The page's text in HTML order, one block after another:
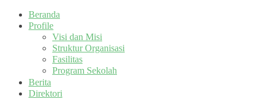
Beranda
Profile
Visi dan Misi
Struktur Organisasi
Fasilitas
Program Sekolah
Berita
Direktori